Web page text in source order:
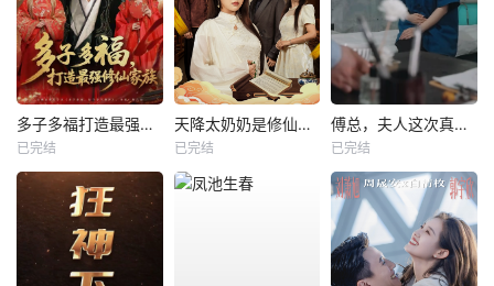
多子多福打造最强修仙家族
已完结
天降太奶奶是修仙老祖
已完结
傅总，夫人这次真的死了
已完结